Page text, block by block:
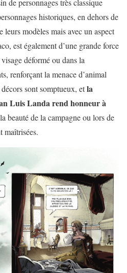
historiques, en dehors de
leurs modèles mais avec un aspect
est également d’une grande force
déformé ou dans la
renforçant la menace d’animal
sont somptueux, etla
Luis Landa rend honneur à
beauté de la campagne ou lors de
maîtrisées.